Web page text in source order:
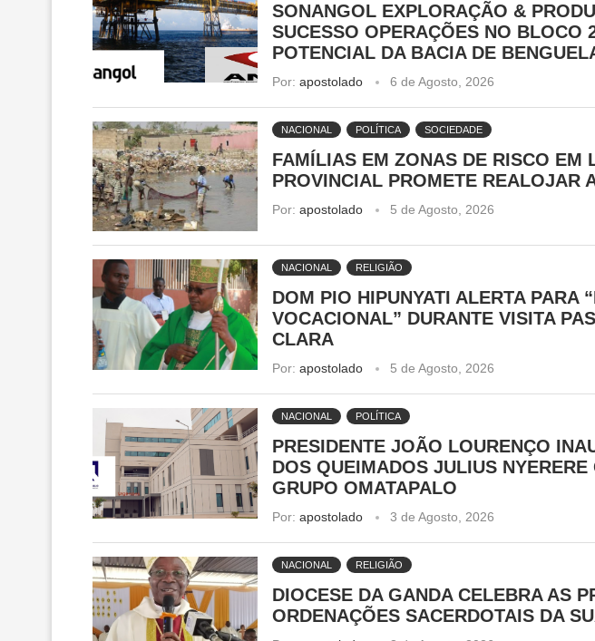
SONANGOL EXPLORAÇÃO &
SUCESSO OPERAÇÕES NO BLOCO
POTENCIAL DA BACIA DE
Por:apostolado 6 de Agosto, 2026
NACIONAL POLÍTICA SOCIEDADE
FAMÍLIAS EM ZONAS DE RISCO EM
PROVINCIAL PROMETE REALOJAR
Por:apostolado 5 de Agosto, 2026
NACIONAL RELIGIÃO
DOM PIO HIPUNYATI ALERTA PARA
VOCACIONAL” DURANTE VISITA
CLARA
Por:apostolado 5 de Agosto, 2026
NACIONAL POLÍTICA
PRESIDENTE JOÃO LOURENÇO
DOS QUEIMADOS JULIUS
GRUPO OMATAPALO
Por:apostolado 3 de Agosto, 2026
NACIONAL RELIGIÃO
DIOCESE DA GANDA CELEBRA AS
ORDENAÇÕES SACERDOTAIS DA